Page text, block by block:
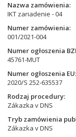
Nazwa zamówienia
IKT zariadenie - 04
Numer zamówienia
001/2021-004
Numer ogłoszenia
45761-MUT
Numer ogłoszenia EU
2020/S 252-635537
Rodzaj procedury
Zákazka v DNS
Tryb zamówienia
Zákazka v DNS